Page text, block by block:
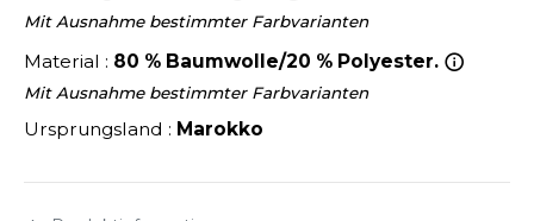
LABEL / TEAR AWAY
ROW
OF THE LOOM
OF THE LOOM VINTAGE
Mit Ausnahme bestimmter Farbvarianten
Material : 80 % Baumwolle/20 % Polyester.
Mit Ausnahme bestimmter Farbvarianten
Ursprungsland : Marokko